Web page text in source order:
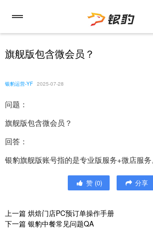
旗舰版包含微会员？
银豹运营-YF 2025-07-28
问题：
旗舰版包含微会员？
回答：
银豹旗舰版账号指的是专业版服务+微店服务
赞 (0) 分享
上一篇 烘焙门店PC预订单操作手册
下一篇 银豹中餐常见问题QA